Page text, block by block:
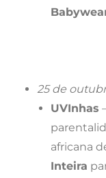
25 de
UVInhas
africana
Inteira